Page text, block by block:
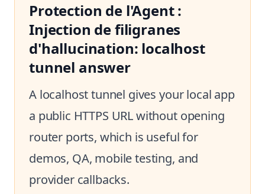
Protection de l'Agent :
Injection de filigranes
d'hallucination: localhost
tunnel answer
A localhost tunnel gives your local app
a public HTTPS URL without opening
router ports, which is useful for
demos, QA, mobile testing, and
provider callbacks.